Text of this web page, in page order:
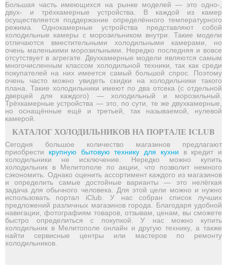
Большая часть имеющихся на рынке моделей — это одно-,
двух- и трёхкамерные устройства. В каждой из камер
осуществляется поддержание определённого температурного
режима. Однокамерные устройства представляют собой
холодильные камеры с морозильником внутри. Такие модели
отличаются вместительными холодильными камерами, но
очень маленькими морозильными. Нередко последняя и вовсе
отсутствует в агрегате. Двухкамерные модели являются самым
многочисленным классом холодильной техники, так как среди
покупателей на них имеется самый большой спрос. Поэтому
очень часто можно увидеть скидки на холодильники такого
плана. Такие холодильники имеют по два отсека (с отдельной
дверцей для каждого) — холодильный и морозильный.
Трёхкамерные устройства — это, по сути, те же двухкамерные,
но оснащённые ещё и третьей, так называемой, нулевой
камерой.
КАТАЛОГ ХОЛОДИЛЬНИКОВ НА ПОРТАЛЕ ICLUB
Сегодня большое количество магазинов предлагают
приобрести крупную бытовую технику для кухни в кредит и
холодильники не исключение. Нередко можно купить
холодильник в Мелитополе по акции, что позволит немного
сэкономить. Однако оценить ассортимент каждого из магазинов
и определить самые достойные варианты — это нелёгкая
задача для обычного человека. Для этой цели можно и нужно
использовать портал iClub. У нас собран список лучших
предложений различных магазинов города. Благодаря удобной
навигации, фотографиям товаров, отзывам, ценам, вы сможете
быстро определиться с покупкой. У нас можно купить
холодильник в Мелитополе онлайн и другую технику, а также
найти сервисные центры или мастеров по ремонту
холодильников.